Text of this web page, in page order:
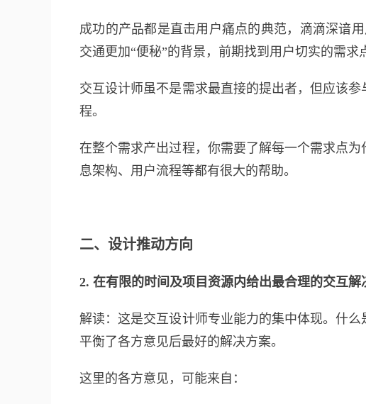
成功的产品都是直击用户痛点的典范，滴滴深谙
交通更加“便秘”的背景，前期找到用户切实的需求
交互设计师虽不是需求最直接的提出者，但应该
程。
在整个需求产出过程，你需要了解每一个需求点
息架构、用户流程等都有很大的帮助。
二、设计推动方向
2. 在有限的时间及项目资源内给出最合理的交互
解读：这是交互设计师专业能力的集中体现。什
平衡了各方意见后最好的解决方案。
这里的各方意见，可能来自：